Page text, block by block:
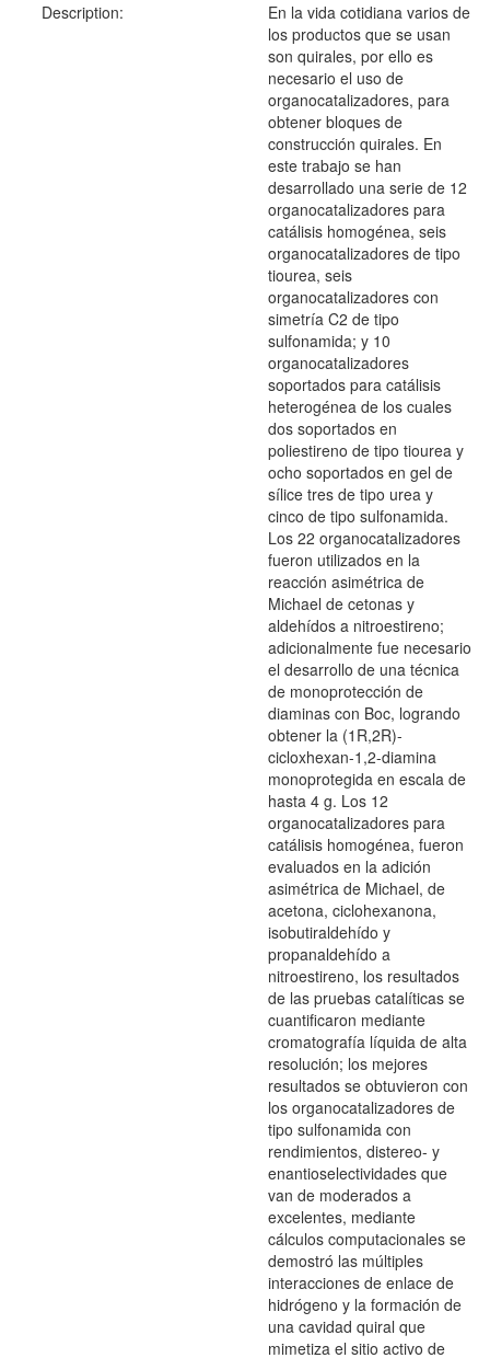
Description:
En la vida cotidiana varios de
los productos que se usan
son quirales, por ello es
necesario el uso de
organocatalizadores, para
obtener bloques de
construcción quirales. En
este trabajo se han
desarrollado una serie de 12
organocatalizadores para
catálisis homogénea, seis
organocatalizadores de tipo
tiourea, seis
organocatalizadores con
simetría C2 de tipo
sulfonamida; y 10
organocatalizadores
soportados para catálisis
heterogénea de los cuales
dos soportados en
poliestireno de tipo tiourea y
ocho soportados en gel de
sílice tres de tipo urea y
cinco de tipo sulfonamida.
Los 22 organocatalizadores
fueron utilizados en la
reacción asimétrica de
Michael de cetonas y
aldehídos a nitroestireno;
adicionalmente fue necesario
el desarrollo de una técnica
de monoprotección de
diaminas con Boc, logrando
obtener la (1R,2R)-
cicloxhexan-1,2-diamina
monoprotegida en escala de
hasta 4 g. Los 12
organocatalizadores para
catálisis homogénea, fueron
evaluados en la adición
asimétrica de Michael, de
acetona, ciclohexanona,
isobutiraldehído y
propanaldehído a
nitroestireno, los resultados
de las pruebas catalíticas se
cuantificaron mediante
cromatografía líquida de alta
resolución; los mejores
resultados se obtuvieron con
los organocatalizadores de
tipo sulfonamida con
rendimientos, distereo- y
enantioselectividades que
van de moderados a
excelentes, mediante
cálculos computacionales se
demostró las múltiples
interacciones de enlace de
hidrógeno y la formación de
una cavidad quiral que
mimetiza el sitio activo de